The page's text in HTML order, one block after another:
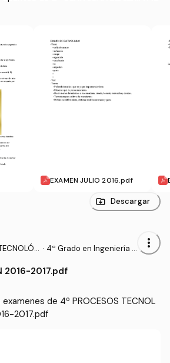
EXAMEN JULIO 2016.pdf
Descargar
· 4º Grado en Ingeniería A
more_vert
2016-2017.pdf
de 4º PROCESOS TECNOL
2017.pdf